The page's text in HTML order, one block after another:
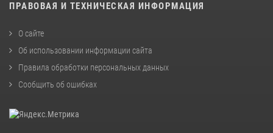
ПРАВОВАЯ И ТЕХНИЧЕСКАЯ ИНФОРМАЦИЯ
О сайте
Об использовании информации сайта
Правила обработки персональных данных
Сообщить об ошибках